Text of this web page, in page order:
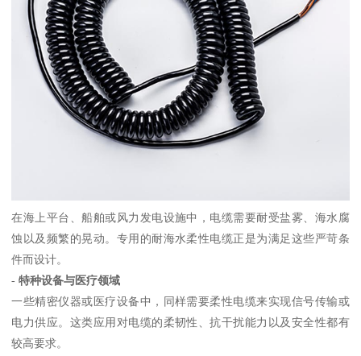
在海上平台、船舶或风力发电设施中，电缆需要耐受盐雾、海水腐
蚀以及频繁的晃动。专用的耐海水柔性电缆正是为满足这些严苛条
件而设计。
-特种设备与医疗领域
一些精密仪器或医疗设备中，同样需要柔性电缆来实现信号传输或
电力供应。这类应用对电缆的柔韧性、抗干扰能力以及安全性都有
较高要求。